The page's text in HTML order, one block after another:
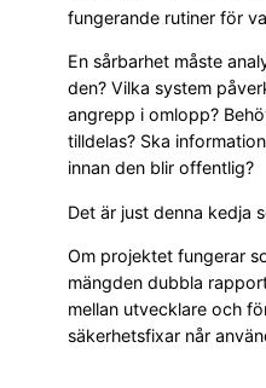
fungerande rutiner för
En sårbarhet måste
den? Vilka system
angrepp i omlopp?
tilldelas? Ska
innan den blir offentlig?
Det är just denna kedja
Om projektet fungerar
mängden dubbla
mellan utvecklare och
säkerhetsfixar når